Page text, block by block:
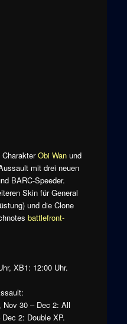
Obi Wanund
mit drei neuen
BARC-Speeder.
Skin für General
und die Clone
battlefront-
XB1: 12:00 Uhr.
Nov 30 – Dec 2: All
2: Double XP.